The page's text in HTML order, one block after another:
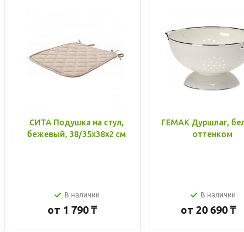
СИТА Подушка на стул,
бежевый, 38/35x38x2 см
В наличии
от 1 790 ₸
ГЕМАК Дуршлаг,
оттенком
В наличии
от 20 690 ₸